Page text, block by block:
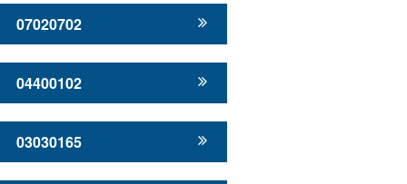
07020702
04400102
03030165